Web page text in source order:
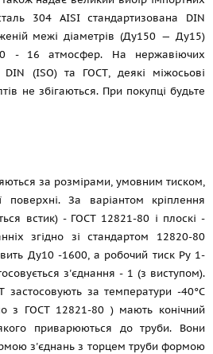
304 AISI стандартизована DIN
межі діаметрів (Ду150 — Ду15)
- 16 атмосфер. На нержавіючих
(ISO) та ГОСТ, деякі міжосьові
не збігаються. При покупці будьте
за розмірами, умовним тиском,
За варіантом кріплення
встик) - ГОСТ 12821-80 і плоскі -
згідно зі стандартом 12820-80
Ду10 -1600, а робочий тиск Ру 1-
з'єднання - 1 (з виступом).
за температури -40°С
з ГОСТ 12821-80 ) мають конічний
приварюються до труби. Вони
з'єднань з торцем труби формою